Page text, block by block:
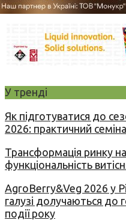
У тренді
Як підготуватися до
2026: практичний
Трансформація ринку
функціональність
AgroBerry&Veg 2026 у
галузі долучаються до
події року